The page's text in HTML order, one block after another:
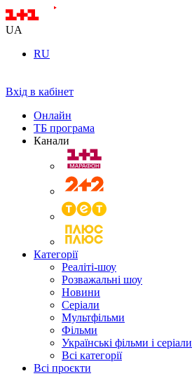
UA
RU
Вхід в кабінет
Онлайн
ТБ програма
Канали
Категорії
Реаліті-шоу
Розважальні шоу
Новини
Серіали
Мультфільми
Фільми
Українські фільми і серіали
Всі категорії
Всі проєкти